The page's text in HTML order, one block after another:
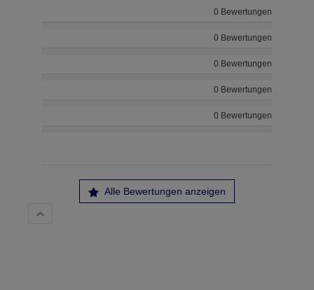
0 Bewertungen
0 Bewertungen
0 Bewertungen
0 Bewertungen
0 Bewertungen
Alle Bewertungen anzeigen